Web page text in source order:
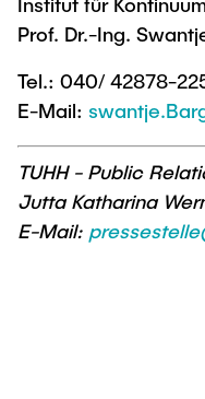
Prof. Dr.-Ing.
Tel.: 040/ 42878-
E-Mail:
TUHH - Public
Jutta Katharina
E-Mail: